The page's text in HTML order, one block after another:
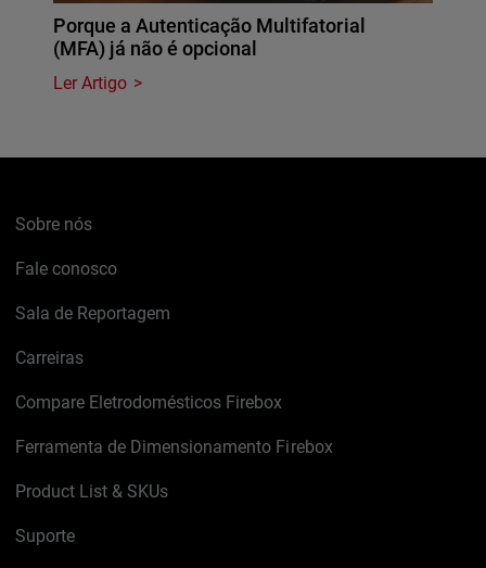
Porque a Autenticação Multifatorial
(MFA) já não é opcional
Ler Artigo
Sobre nós
Fale conosco
Sala de Reportagem
Carreiras
Compare Eletrodomésticos Firebox
Ferramenta de Dimensionamento Firebox
Product List & SKUs
Suporte